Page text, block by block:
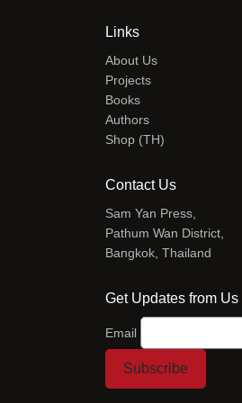
Links
About Us
Projects
Books
Authors
Shop (TH)
Contact Us
Sam Yan Press,
Pathum Wan District,
Bangkok, Thailand
Get Updates from Us
Email